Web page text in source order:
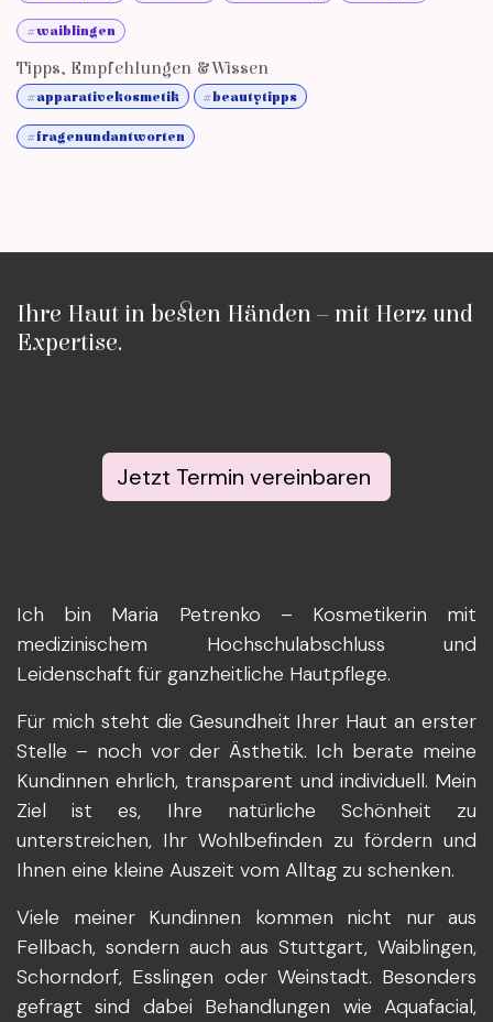
#waiblingen
Tipps, Empfehlungen & Wissen
#apparativekosmetik #beautytipps
#fragenundantworten
Ihre Haut in besten Händen – mit Herz und
Expertise.
Jetzt Termin vereinbaren
Ich bin Maria Petrenko – Kosmetikerin mit
medizinischem Hochschulabschluss und
Leidenschaft für ganzheitliche Hautpflege.
Für mich steht die Gesundheit Ihrer Haut an erster
Stelle – noch vor der Ästhetik. Ich berate meine
Kundinnen ehrlich, transparent und individuell. Mein
Ziel ist es, Ihre natürliche Schönheit zu
unterstreichen, Ihr Wohlbefinden zu fördern und
Ihnen eine kleine Auszeit vom Alltag zu schenken.
Viele meiner Kundinnen kommen nicht nur aus
Fellbach, sondern auch aus Stuttgart, Waiblingen,
Schorndorf, Esslingen oder Weinstadt. Besonders
gefragt sind dabei Behandlungen wie Aquafacial,